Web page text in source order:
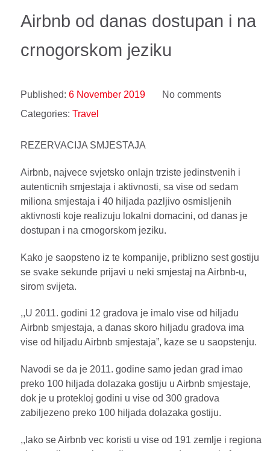
Airbnb od danas dostupan i na
crnogorskom jeziku
Published: 6 November 2019
No comments
Categories: Travel
REZERVACIJA SMJESTAJA
Airbnb, najvece svjetsko onlajn trziste jedinstvenih i
autenticnih smjestaja i aktivnosti, sa vise od sedam
miliona smjestaja i 40 hiljada pazljivo osmisljenih
aktivnosti koje realizuju lokalni domacini, od danas je
dostupan i na crnogorskom jeziku.
Kako je saopsteno iz te kompanije, priblizno sest gostiju
se svake sekunde prijavi u neki smjestaj na Airbnb-u,
sirom svijeta.
,,U 2011. godini 12 gradova je imalo vise od hiljadu
Airbnb smjestaja, a danas skoro hiljadu gradova ima
vise od hiljadu Airbnb smjestaja”, kaze se u saopstenju.
Navodi se da je 2011. godine samo jedan grad imao
preko 100 hiljada dolazaka gostiju u Airbnb smjestaje,
dok je u protekloj godini u vise od 300 gradova
zabiljezeno preko 100 hiljada dolazaka gostiju.
,,Iako se Airbnb vec koristi u vise od 191 zemlje i regiona